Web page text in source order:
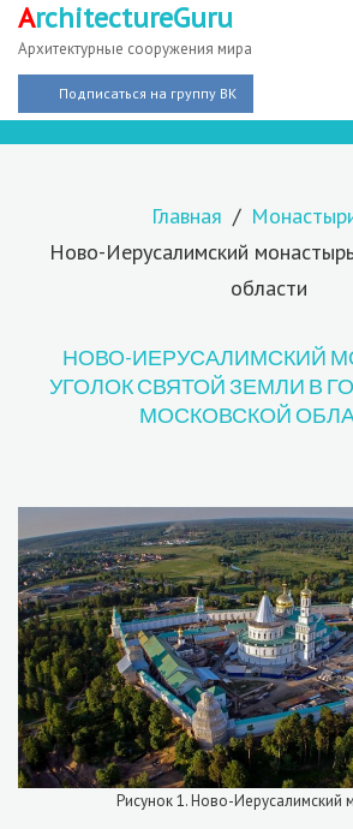
ArchitectureGuru
Архитектурные сооружения мира
Подписаться на группу ВК
Главная
Ново-Иерусалимский
области
НОВО-ИЕРУСАЛИМСКИЙ
УГОЛОК СВЯТОЙ ЗЕМЛИ В
МОСКОВСКОЙ
Рисунок 1. Ново-Иерусалимский